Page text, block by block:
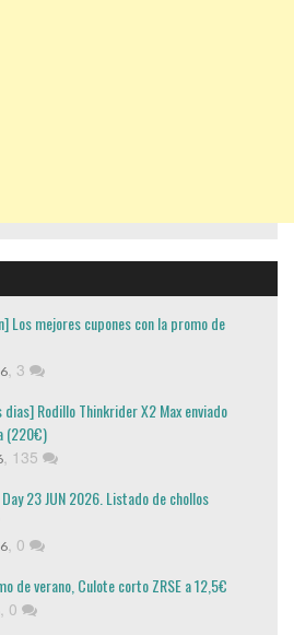
Los mejores cupones con la promo de
, 3
dias] Rodillo Thinkrider X2 Max enviado
(220€)
, 135
23 JUN 2026. Listado de chollos
, 0
de verano, Culote corto ZRSE a 12,5€
, 0